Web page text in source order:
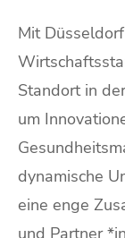
Mit
Standort in
um
dynamische
eine enge